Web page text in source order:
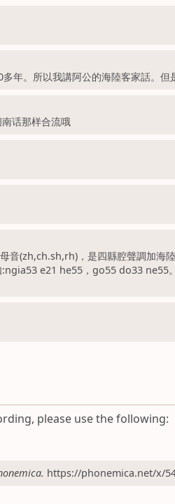
。所以我講阿公的海陸客家話。但
话那样合流哦
(zh,ch.sh,rh)，是四縣腔聲調加海
e21 he55，go55 do33 ne55
please use the following:
https://phonemica.net/x/